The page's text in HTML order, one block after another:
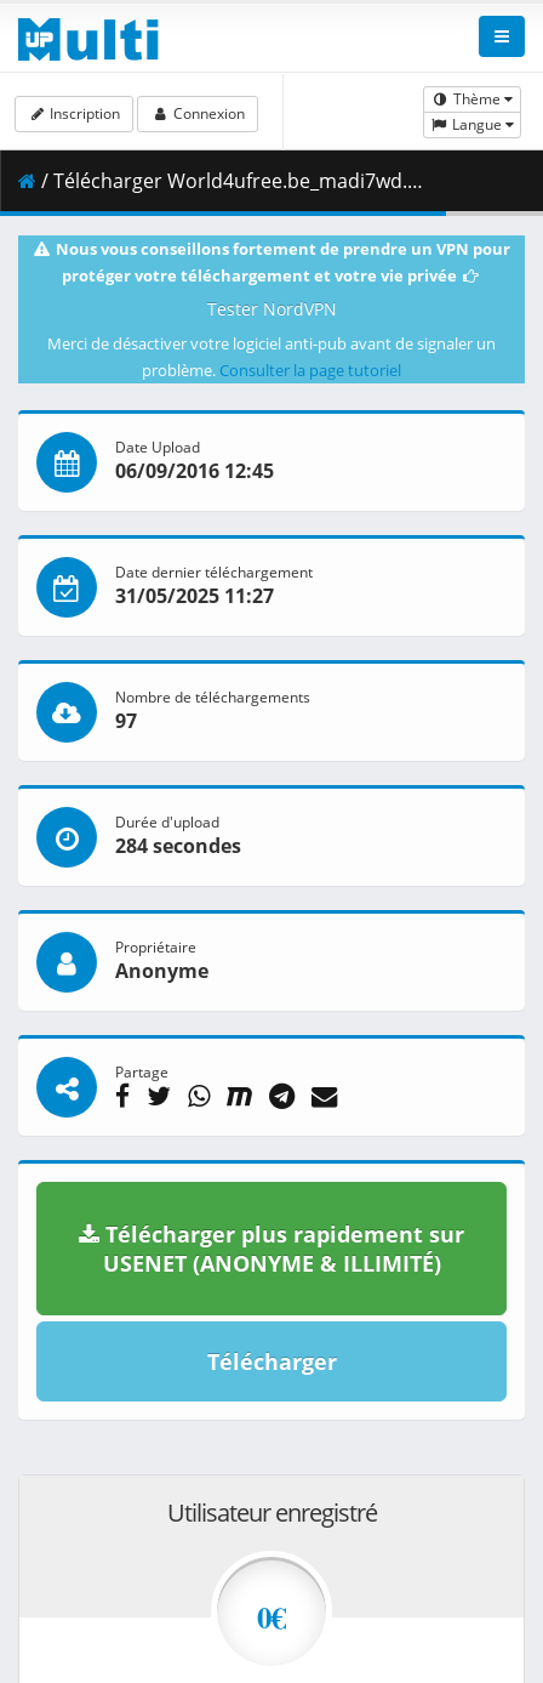
Thème
Langue
Inscription Connexion
/ Télécharger World4ufree.be_madi7wd.mkv.004 ( 100.93 MB )
Nous vous conseillons fortement de prendre un VPN pour
protéger votre téléchargement et votre vie privée
Tester NordVPN
Merci de désactiver votre logiciel anti-pub avant de signaler un
problème. Consulter la page tutoriel
Date Upload
06/09/2016 12:45
Date dernier téléchargement
31/05/2025 11:27
Nombre de téléchargements
97
Durée d'upload
284 secondes
Propriétaire
Anonyme
Partage
Télécharger plus rapidement sur
USENET (ANONYME & ILLIMITÉ)
Télécharger
Utilisateur enregistré
0€